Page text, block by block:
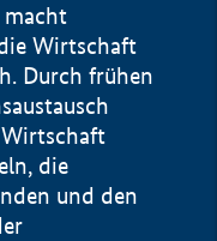
macht
Wirtschaft
Durch frühen
die
und den